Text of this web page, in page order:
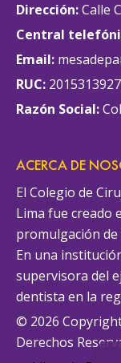
Dirección:Calle
Central
Email:
RUC:
Razón Social:
ACERCA DE
El Colegio de
Lima fue creado
promulgación de
En una
supervisora del
dentista en la
© 2026
Derechos